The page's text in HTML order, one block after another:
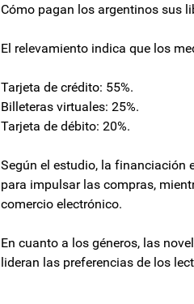
Cómo pagan los argentinos sus
El relevamiento indica que los
Tarjeta de crédito: 55%.
Billeteras virtuales: 25%.
Tarjeta de débito: 20%.
Según el estudio, la financiación
para impulsar las compras,
comercio electrónico.
En cuanto a los géneros, las
lideran las preferencias de los